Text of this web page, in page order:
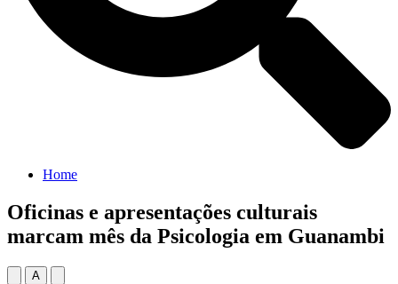
Home
Oficinas e apresentações culturais
marcam mês da Psicologia em Guanambi
A